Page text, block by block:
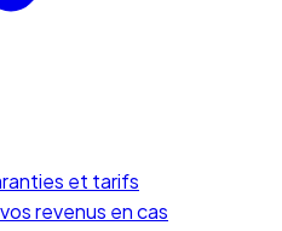
et tarifs
revenus en cas